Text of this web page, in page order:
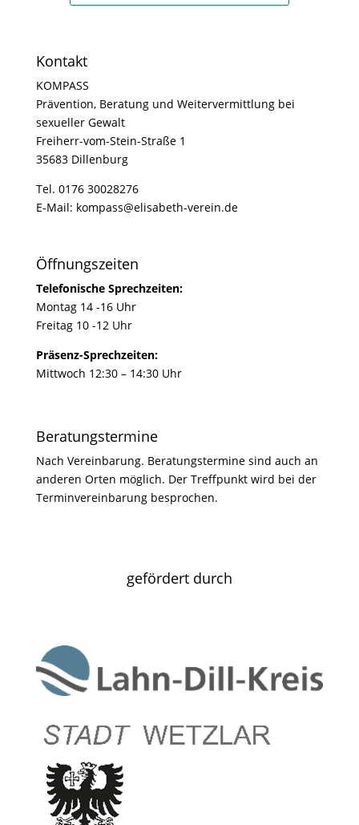
Kontakt
KOMPASS
Prävention, Beratung und Weitervermittlung bei
sexueller Gewalt
Freiherr-vom-Stein-Straße 1
35683 Dillenburg
Tel. 0176 30028276
E-Mail: kompass@elisabeth-verein.de
Öffnungszeiten
Telefonische Sprechzeiten:
Montag 14 -16 Uhr
Freitag 10 -12 Uhr
Präsenz-Sprechzeiten:
Mittwoch 12:30 – 14:30 Uhr
Beratungstermine
Nach Vereinbarung. Beratungstermine sind auch an
anderen Orten möglich. Der Treffpunkt wird bei der
Terminvereinbarung besprochen.
gefördert durch